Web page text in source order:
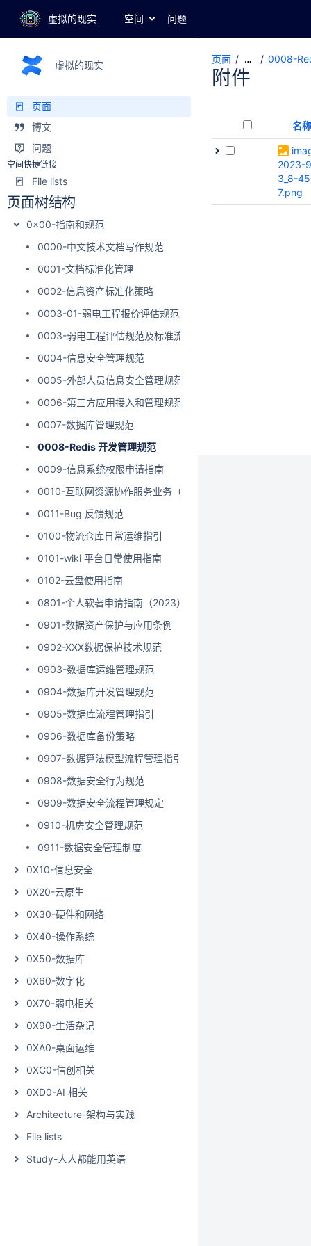
虚拟的现实 空间 问题
虚拟的现实
页面
博文
问题
空间快捷链接
File lists
页面树结构
0x00-指南和规范
0000-中文技术文档写作规范
0001-文档标准化管理
0002-信息资产标准化策略
0003-01-弱电工程报价评估规范及标准
0003-弱电工程评估规范及标准流程
0004-信息安全管理规范
0005-外部人员信息安全管理规范
0006-第三方应用接入和管理规范
0007-数据库管理规范
0008-Redis 开发管理规范
0009-信息系统权限申请指南
0010-互联网资源协作服务业务（云服务）申请流程
0011-Bug 反馈规范
0100-物流仓库日常运维指引
0101-wiki 平台日常使用指南
0102-云盘使用指南
0801-个人软著申请指南（2023）
0901-数据资产保护与应用条例
0902-XXX数据保护技术规范
0903-数据库运维管理规范
0904-数据库开发管理规范
0905-数据库流程管理指引
0906-数据库备份策略
0907-数据算法模型流程管理指引
0908-数据安全行为规范
0909-数据安全流程管理规定
0910-机房安全管理规范
0911-数据安全管理制度
0X10-信息安全
0X20-云原生
0X30-硬件和网络
0X40-操作系统
0X50-数据库
0X60-数字化
0X70-弱电相关
0X90-生活杂记
0XA0-桌面运维
0XC0-信创相关
0XD0-AI 相关
Architecture-架构与实践
File lists
Study-人人都能用英语
页面 … 0008-
附件
名称
2023-
3_8-
7.png